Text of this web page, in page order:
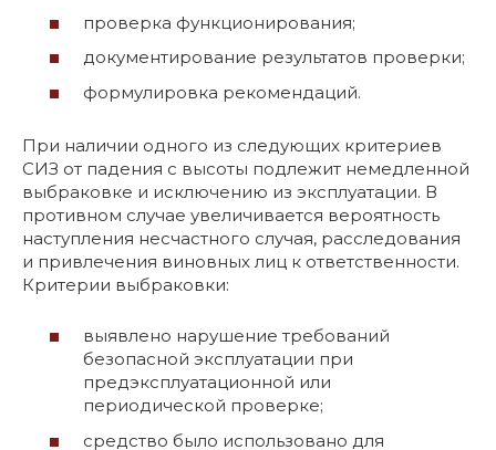
проверка функционирования;
документирование результатов проверки;
формулировка рекомендаций.
При наличии одного из следующих критериев
СИЗ от падения с высоты подлежит немедленной
выбраковке и исключению из эксплуатации. В
противном случае увеличивается вероятность
наступления несчастного случая, расследования
и привлечения виновных лиц к ответственности.
Критерии выбраковки:
выявлено нарушение требований
безопасной эксплуатации при
предэксплуатационной или
периодической проверке;
средство было использовано для